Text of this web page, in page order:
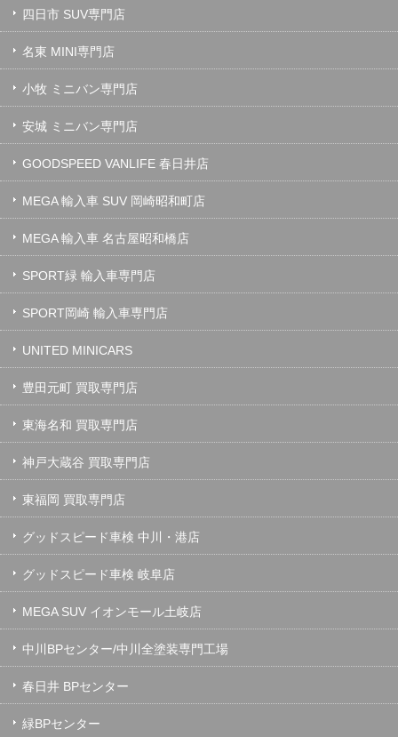
四日市 SUV専門店
名東 MINI専門店
小牧 ミニバン専門店
安城 ミニバン専門店
GOODSPEED VANLIFE 春日井店
MEGA 輸入車 SUV 岡崎昭和町店
MEGA 輸入車 名古屋昭和橋店
SPORT緑 輸入車専門店
SPORT岡崎 輸入車専門店
UNITED MINICARS
豊田元町 買取専門店
東海名和 買取専門店
神戸大蔵谷 買取専門店
東福岡 買取専門店
グッドスピード車検 中川・港店
グッドスピード車検 岐阜店
MEGA SUV イオンモール土岐店
中川BPセンター/中川全塗装専門工場
春日井 BPセンター
緑BPセンター